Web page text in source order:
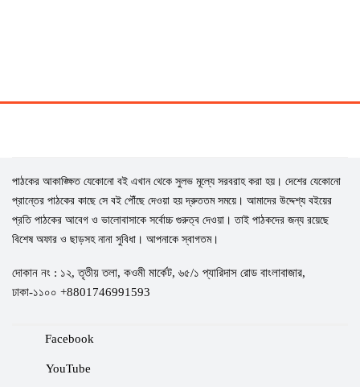
পাঠকের আকাঙ্ক্ষিত যেকোনো বই এখান থেকে সুলভ মূল্যে সরবরাহ করা হয়। দেশের যেকোনো
প্রান্তের পাঠকের কাছে সে বই পৌঁছে দেওয়া হয় দ্রুততম সময়ে। আমাদের উদ্দেশ্য বইয়ের
প্রতি পাঠকের আবেগ ও ভালোবাসাকে সর্বোচ্চ গুরুত্ব দেওয়া। তাই পাঠকদের জন্য রয়েছে
বিশেষ অফার ও ছাড়সহ নানা সুবিধা। আপনাকে স্বাগতম।
দোকান নং : ১২, তৃতীয় তলা, কওমী মার্কেট, ৬৫/১ প্যারিদাস রোড বাংলাবাজার,
ঢাকা-১১০০ +8801746991593
Facebook
YouTube